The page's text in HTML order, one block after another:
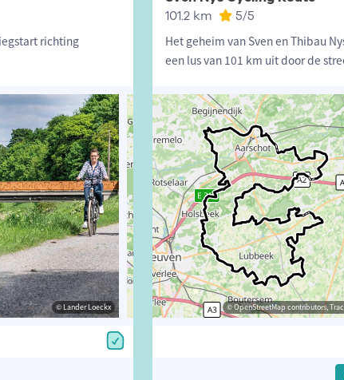
richting
© Lander Loeckx © OpenStreetMap contributors, Tracestrack
101.2 km 5/5
Het geheim van Sven en Thibau
een lus van 101 km uit door de
© David Stockman © OpenStreetMap contributors,